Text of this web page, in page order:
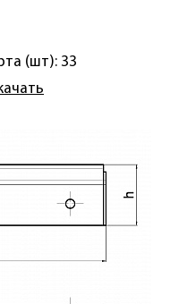
(шт): 33